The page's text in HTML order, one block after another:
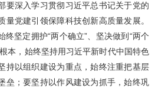
要深入学习贯彻习近平总书记关于党的
量党建引领保障科技创新高质量发展。
坚定拥护“两个确立”、坚决做到“两个
本，始终坚持用习近平新时代中国特色
持以组织建设为重点，始终注重把基层
垒；要坚持以作风建设为抓手，始终巩